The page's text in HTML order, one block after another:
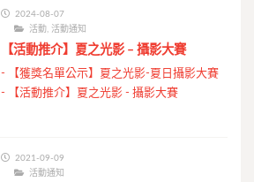
2024-08-07
活動 ,活動通知
【活動推介】夏之光影 – 攝影大賽
-
【獲獎名單公示】夏之光影-夏日攝影大賽
-
【活動推介】夏之光影 - 攝影大賽
2021-09-09
活動通知